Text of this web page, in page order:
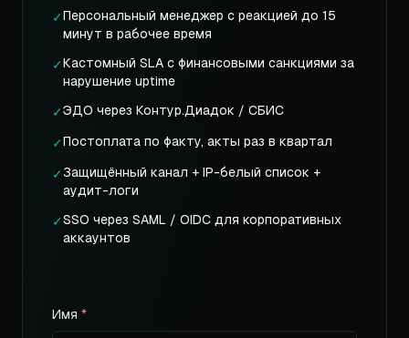
✓Персональный менеджер с реакцией до 15
минут в рабочее время
✓Кастомный SLA с финансовыми санкциями за
нарушение uptime
✓ЭДО через Контур.Диадок / СБИС
✓Постоплата по факту, акты раз в квартал
✓Защищённый канал + IP-белый список +
аудит-логи
✓SSO через SAML / OIDC для корпоративных
аккаунтов
Имя *